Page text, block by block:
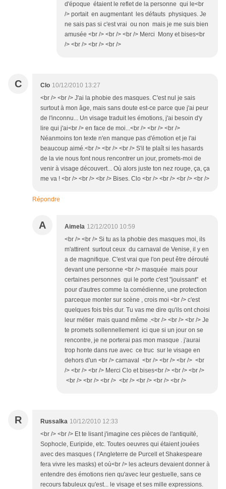
d'époque étaient le reflet de la personne qui le<br
/> portait en augmentant les défauts physiques. Je
ne sais pas si c'est vrai ou non mais je me suis bien
amusée <br /> <br /> <br /> Merci Mony et bises<br
/> <br /> <br /> <br />
C Clo 10/12/2010 13:27
<br /> <br /> J'ai la phobie des masques. C'est nul je sais
surtout à mon âge, mais sans doute est-ce parce que j'ai peur
de l'inconnu... Un visage traduit les émotions, j'ai besoin d'y
lire qui j'ai<br /> en face de moi...<br /> <br /> <br />
Néanmoins ton texte n'en manque pas d'émotion et je l'ai
beaucoup aimé.<br /> <br /> <br /> S'il te plaît si les hasards
de la vie nous font nous rencontrer un jour, promets-moi de
venir à visage découvert... Où alors juste ton nez rouge, ça, ça
me va ! <br /> <br /> <br /> Bises. Clo <br /> <br /> <br /> <br />
Répondre
A Aimela 12/12/2010 10:59
<br /> <br /> Si tu as la phobie des masques moi, ils
m'attirent surtout ceux du carnaval de Venise, il y en
a de magnifique. C'est vrai que l'on peut être dérouté
devant une personne <br /> masquée mais pour
certaines personnes qui le porte c'est "jouissant" et
pour d'autres comme la comédienne, une protection
parceque monter sur scène , crois moi <br /> c'est
quelques fois très dur. Tu vas me dire qu'ils ont choisi
leur métier mais quand même .<br /> <br /> <br /> Je
te promets sollennellement ici que si un jour on se
rencontre, je ne porterai pas mon masque . j'aurai
trop honte dans rue avec ce truc sur le visage en
dehors d'un <br /> carnaval <br /> <br /> <br /> <br
/> <br /> <br /> Merci Clo et bises<br /> <br /> <br />
<br /> <br /> <br /> <br /> <br /> <br /> <br />
R Russalka 10/12/2010 12:33
<br /> <br /> Et te lisant j'imagine ces pièces de l'antiquité,
Sophocle, Euripide, etc. Toutes oeuvres qui étaient jouées
avec des masques ( l'Angleterre de Purcell et Shakespeare
fera vivre les masks) et où<br /> les acteurs devaient donner à
entendre des émotions rien qu'avec leur gestuelle, sans ce
recours fabuleux qu'est... le visage et ses mille expressions.